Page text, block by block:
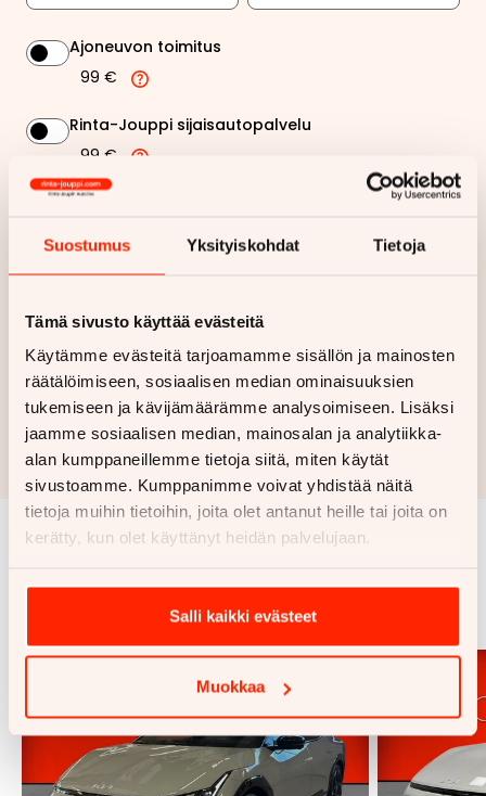
Suostumus Yksityiskohdat Tietoja
Tämä sivusto käyttää evästeitä
Käytämme evästeitä tarjoamamme sisällön ja mainosten
räätälöimiseen, sosiaalisen median ominaisuuksien
tukemiseen ja kävijämäärämme analysoimiseen. Lisäksi
jaamme sosiaalisen median, mainosalan ja analytiikka-
alan kumppaneillemme tietoja siitä, miten käytät
sivustoamme. Kumppanimme voivat yhdistää näitä
tietoja muihin tietoihin, joita olet antanut heille tai joita on
kerätty, kun olet käyttänyt heidän palvelujaan.
Salli kaikki evästeet
Muokkaa
Ajoneuvon toimitus
99 €
Rinta-Jouppi sijaisautopalvelu
99 €
Kuukausierä 413,28 €
Näytähintaerittely
Hae rahoitustarjous
Rahoituslaskelma on suuntaa antava ja edellyttää hyväksytyn
luottopäätöksen ja kaskovakuutuksen.